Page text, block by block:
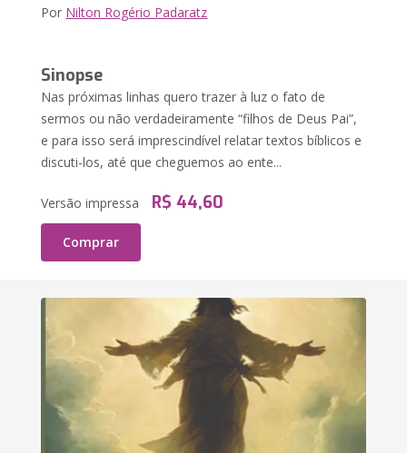
Por Nilton Rogério Padaratz
Sinopse
Nas próximas linhas quero trazer à luz o fato de
sermos ou não verdadeiramente “filhos de Deus Pai”,
e para isso será imprescindível relatar textos bíblicos e
discuti-los, até que cheguemos ao ente...
Versão impressa R$ 44,60
Comprar